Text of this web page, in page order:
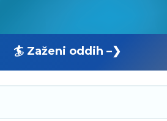
🏄 Zaženi oddih –❯